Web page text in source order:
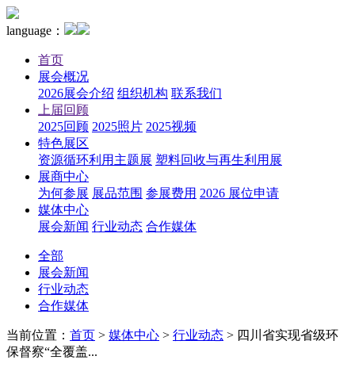
language：
首页
展会概况
2026展会介绍 组织机构 联系我们
上届回顾
2025回顾 2025照片 2025视频
特色展区
资源循环利用主题展 塑料回收与再生利用展
展商中心
为何参展 展品范围 参展费用 2026 展位申请
媒体中心
展会新闻 行业动态 合作媒体
全部
展会新闻
行业动态
合作媒体
当前位置： 首页 > 媒体中心 > 行业动态 > 四川省实现省级环
保督察“全覆盖...